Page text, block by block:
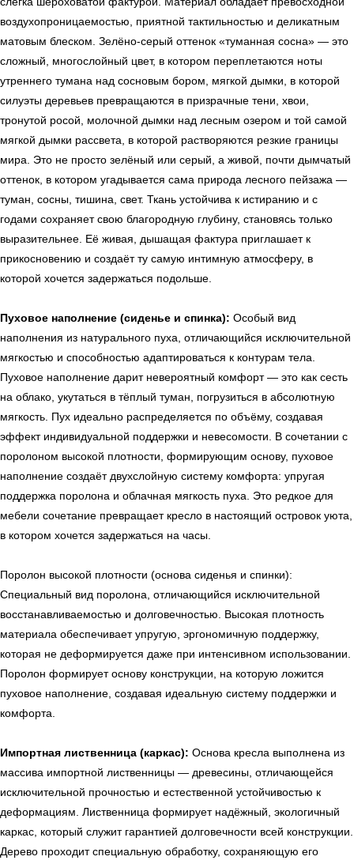
воздухопроницаемостью, приятной тактильностью и деликатным
матовым блеском. Зелёно-серый оттенок «туманная сосна» — это
сложный, многослойный цвет, в котором переплетаются ноты
утреннего тумана над сосновым бором, мягкой дымки, в которой
силуэты деревьев превращаются в призрачные тени, хвои,
тронутой росой, молочной дымки над лесным озером и той самой
мягкой дымки рассвета, в которой растворяются резкие границы
мира. Это не просто зелёный или серый, а живой, почти дымчатый
оттенок, в котором угадывается сама природа лесного пейзажа —
туман, сосны, тишина, свет. Ткань устойчива к истиранию и с
годами сохраняет свою благородную глубину, становясь только
выразительнее. Её живая, дышащая фактура приглашает к
прикосновению и создаёт ту самую интимную атмосферу, в
которой хочется задержаться подольше.
Пуховое наполнение (сиденье и спинка): Особый вид
наполнения из натурального пуха, отличающийся исключительной
мягкостью и способностью адаптироваться к контурам тела.
Пуховое наполнение дарит невероятный комфорт — это как сесть
на облако, укутаться в тёплый туман, погрузиться в абсолютную
мягкость. Пух идеально распределяется по объёму, создавая
эффект индивидуальной поддержки и невесомости. В сочетании с
поролоном высокой плотности, формирующим основу, пуховое
наполнение создаёт двухслойную систему комфорта: упругая
поддержка поролона и облачная мягкость пуха. Это редкое для
мебели сочетание превращает кресло в настоящий островок уюта,
в котором хочется задержаться на часы.
Поролон высокой плотности (основа сиденья и спинки):
Специальный вид поролона, отличающийся исключительной
восстанавливаемостью и долговечностью. Высокая плотность
материала обеспечивает упругую, эргономичную поддержку,
которая не деформируется даже при интенсивном использовании.
Поролон формирует основу конструкции, на которую ложится
пуховое наполнение, создавая идеальную систему поддержки и
комфорта.
Импортная лиственница (каркас): Основа кресла выполнена из
массива импортной лиственницы — древесины, отличающейся
исключительной прочностью и естественной устойчивостью к
деформациям. Лиственница формирует надёжный, экологичный
каркас, который служит гарантией долговечности всей конструкции.
Дерево проходит специальную обработку, сохраняющую его
← Вернуться на предыдущую страницу